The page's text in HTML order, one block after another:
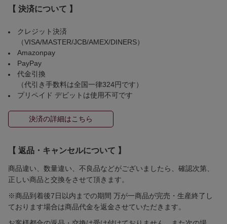
【 決済について 】
クレジット決済
（VISA/MASTER/JCB/AMEX/DINERS）
Amazonpay
PayPay
代金引換
（代引き手数料は全国一律324円です）
プリペイド デビットは使用不可です
決済の詳細はこちら
【 返品・キャンセルについて 】
商品違い、数量違い、不良品などがございましたら、確認次第、
正しい商品と交換をさせて頂きます。
※商品到着後7日以内までの期間 万が一商品が完売・生産終了し
ております場合は商品代金を返金させていただきます。